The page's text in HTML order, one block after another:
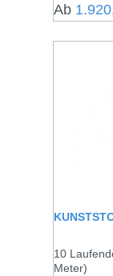
Ab
10
Meter)